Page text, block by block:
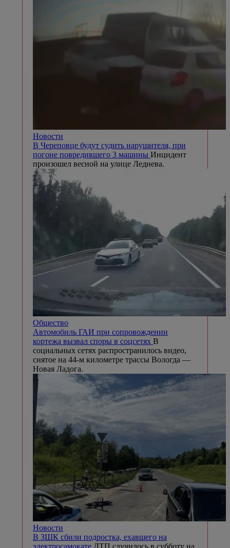
Новости
В Череповце будут судить нарушителя, при
погоне повредившего 3 машины Инцидент
произошел весной на улице Леднева.
Общество
Автомобиль ГАИ при сопровождении
кортежа вызвал споры в соцсетях В
социальных сетях распространилось видео,
снятое на 44-м километре трассы Вологда —
Новая Ладога.
Новости
В ЗШК сбили подростка, ехавшего на
электросамокате ДТП случилось в субботу на